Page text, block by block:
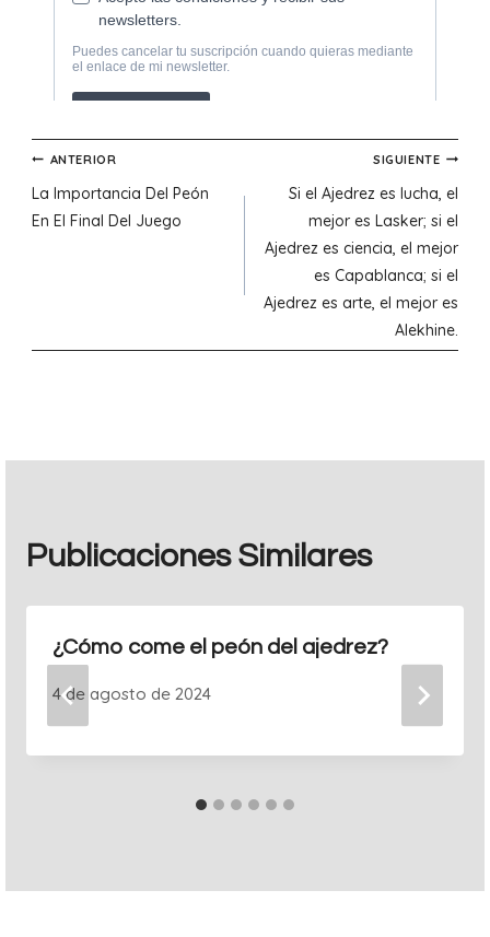
Navegación
de
ANTERIOR
La Importancia Del Peón
En El Final Del Juego
SIGUIENTE
Si el Ajedrez es lucha, el
mejor es Lasker; si el
Ajedrez es ciencia, el mejor
es Capablanca; si el
Ajedrez es arte, el mejor es
Alekhine.
Publicaciones Similares
¿Cómo come el peón del ajedrez?
4 de agosto de 2024